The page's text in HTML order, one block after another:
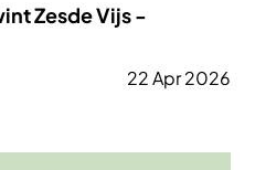
Zesde Vijs -
22 Apr 2026